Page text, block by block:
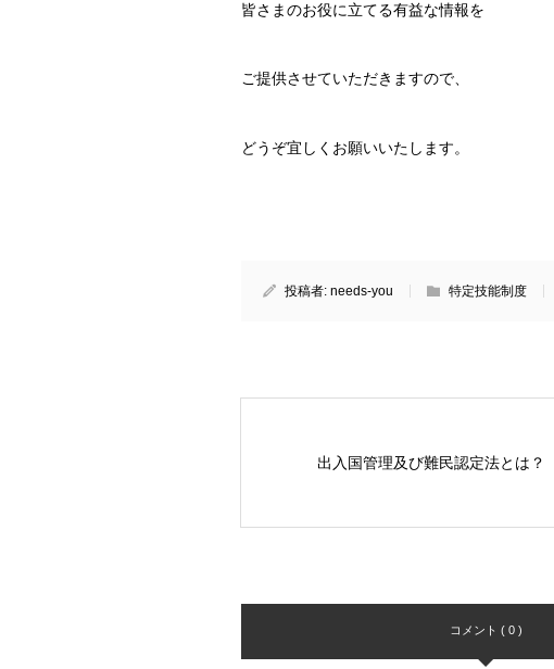
皆さまのお役に立てる有益な情報を
ご提供させていただきますので、
どうぞ宜しくお願いいたします。
投稿者: needs-you 特定技能制度
出入国管理及び難民認定法とは？
コメント ( 0 )